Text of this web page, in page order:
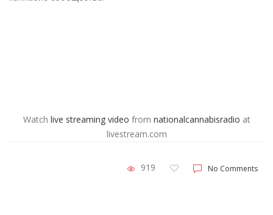
Watch live streaming video from nationalcannabisradio at
livestream.com
919 No Comments